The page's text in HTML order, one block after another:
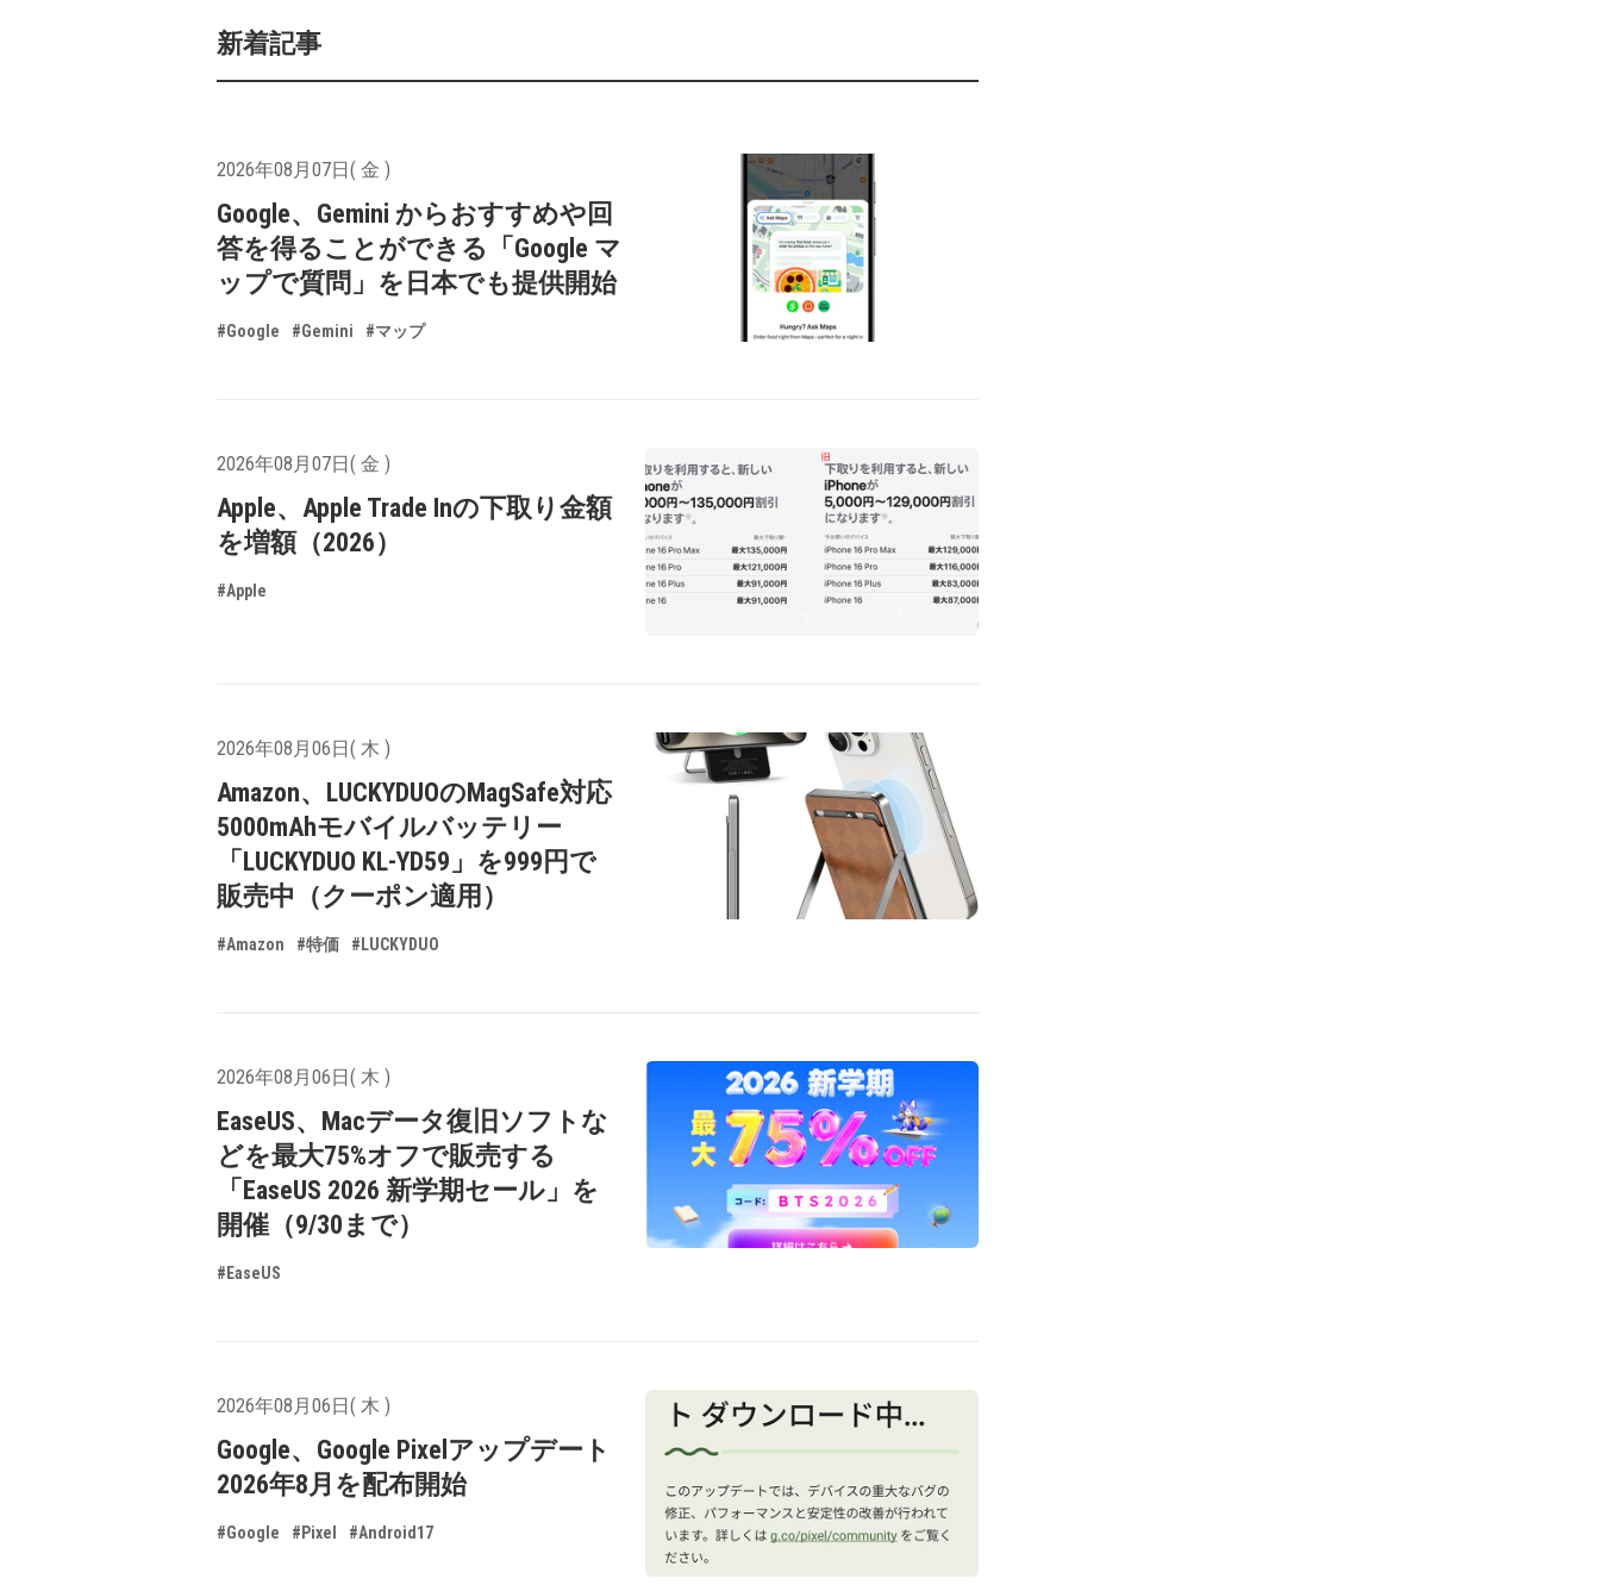
新着記事
2026年08月07日( 金 )
Google、Gemini からおすすめや回
答を得ることができる「Google マ
ップで質問」を日本でも提供開始
#Google #Gemini #マップ
2026年08月07日( 金 )
Apple、Apple Trade Inの下取り金額
を増額（2026）
#Apple
2026年08月06日( 木 )
Amazon、LUCKYDUOのMagSafe対応
5000mAhモバイルバッテリー
「LUCKYDUO KL-YD59」を999円で
販売中（クーポン適用）
#Amazon #特価 #LUCKYDUO
2026年08月06日( 木 )
EaseUS、Macデータ復旧ソフトな
どを最大75%オフで販売する
「EaseUS 2026 新学期セール」を
開催（9/30まで）
#EaseUS
2026年08月06日( 木 )
Google、Google Pixelアップデート
2026年8月を配布開始
#Google #Pixel #Android17